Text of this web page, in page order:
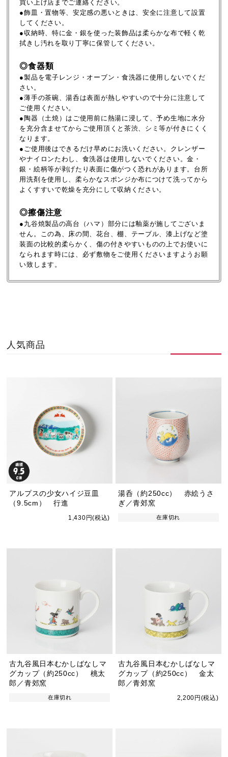
買い上げ店までご連絡ください。
●飾皿・置物等、安定感の悪いときは、安全に注意して設置
してください。
●収納時、特に金・銀を使った装飾品は柔らかな布で軽く乾
拭きし汚れを取り丁寧に保管してください。
◎食器類
●製品を電子レンジ・オーブン・食洗器に使用しないでくだ
さい。
●薄手の茶碗、湯呑は表面が熱しやすいので十分に注意して
ご使用ください。
●陶器（土焼）はご使用前に熱湯に浸して、予め生地に水分
を充分含ませてからご使用頂くと茶渋、シミ等が付きにくく
なります。
●ご使用後はできるだけ早めにお洗いください。クレンザー
やナイロンたわし、食洗器は使用しないでください。金・
銀・絵柄等が剥げたり表面に傷がつく恐れがあります。台所
用洗剤を使用し、柔らかなスポンジか布につけて洗ってから
よくすすいで乾燥を充分にして収納ください。
◎擦傷注意
●九谷焼製品の高台（ハマ）部分には釉薬が施してございま
せん。この為、床の間、花台、棚、テーブル、漆上げなど塗
装面の比較的柔らかく、傷の付きやすいものの上でお使いに
なられます時には、必ず敷物をご使用くださいますようお願
い致します。
人気商品
アルプスの少女ハイジ豆皿
（9.5cm） 行進
1,430円(税込)
湯呑（約250cc） 赤絵うさ
ぎ／青郊窯
在庫切れ
古九谷風日本むかしばなしマ
グカップ（約250cc） 桃太
郎／青郊窯
在庫切れ
古九谷風日本むかしばなしマ
グカップ（約250cc） 金太
郎／青郊窯
2,200円(税込)